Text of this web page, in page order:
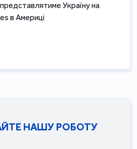
Україну на
в Америці
НАШУ РОБОТУ